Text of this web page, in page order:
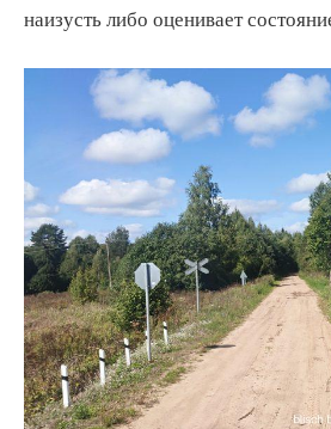
наизусть либо оценивает